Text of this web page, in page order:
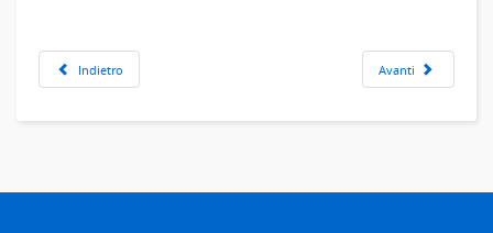
Indietro Avanti